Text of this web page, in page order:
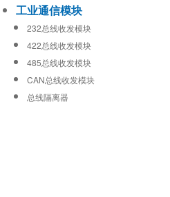
工业通信模块
232总线收发模块
422总线收发模块
485总线收发模块
CAN总线收发模块
总线隔离器